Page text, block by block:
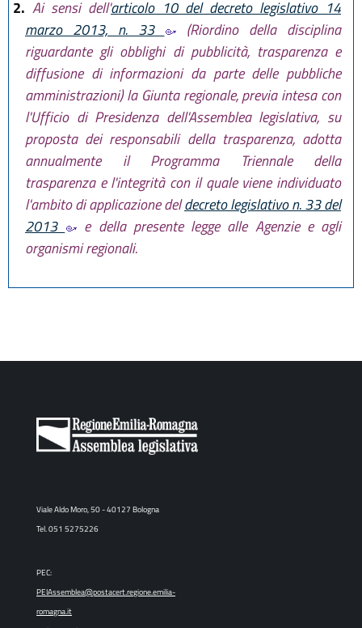
2. Ai sensi dell'articolo 10 del decreto legislativo 14
marzo 2013, n. 33
(Riordino della disciplina
riguardante gli obblighi di pubblicità, trasparenza e
diffusione di informazioni da parte delle pubbliche
amministrazioni) la Giunta regionale, previa intesa con
l'Ufficio di Presidenza dell'Assemblea legislativa, su
proposta dei responsabili della trasparenza, adotta
annualmente il Programma Triennale della
trasparenza e l'integrità con il quale viene individuato
l'ambito di applicazione deldecreto legislativo n. 33 del
2013
e della presente legge alle Agenzie e agli
organismi regionali.
Viale Aldo Moro, 50 - 40127 Bologna
Tel. 051 5275226
PEC:
PEIAssemblea@postacert.regione.emilia-
romagna.it